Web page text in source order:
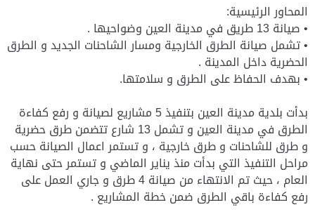
المحاور الرئيسية:
• صيانة 13 طريق في مدينة العين وضواحيها .
• تشمل صيانة الطرق الخارجية ومسار الشاحنات الجديد و الطرق
الحضرية داخل المدينة .
• بهدف الحفاظ على الطرق و سلامتها.
بدأت بلدية مدينة العين بتنفيذ 5 مشاريع لصيانة و رفع كفاءة
الطرق في مدينة العين و تشمل 13 شارع تتضمن طرق حضرية
و طرق للشاحنات و طرق خارجية ، و تستمر اعمال الصيانة حسب
مراحل التنفيذ التي بدأت منذ يناير الماضي و تستمر حتى نهاية
العام ، حيث تم الانتهاء من صيانة 4 طرق و جاري العمل على
رفع كفاءة باقي الطرق ضمن خطة المشاريع .